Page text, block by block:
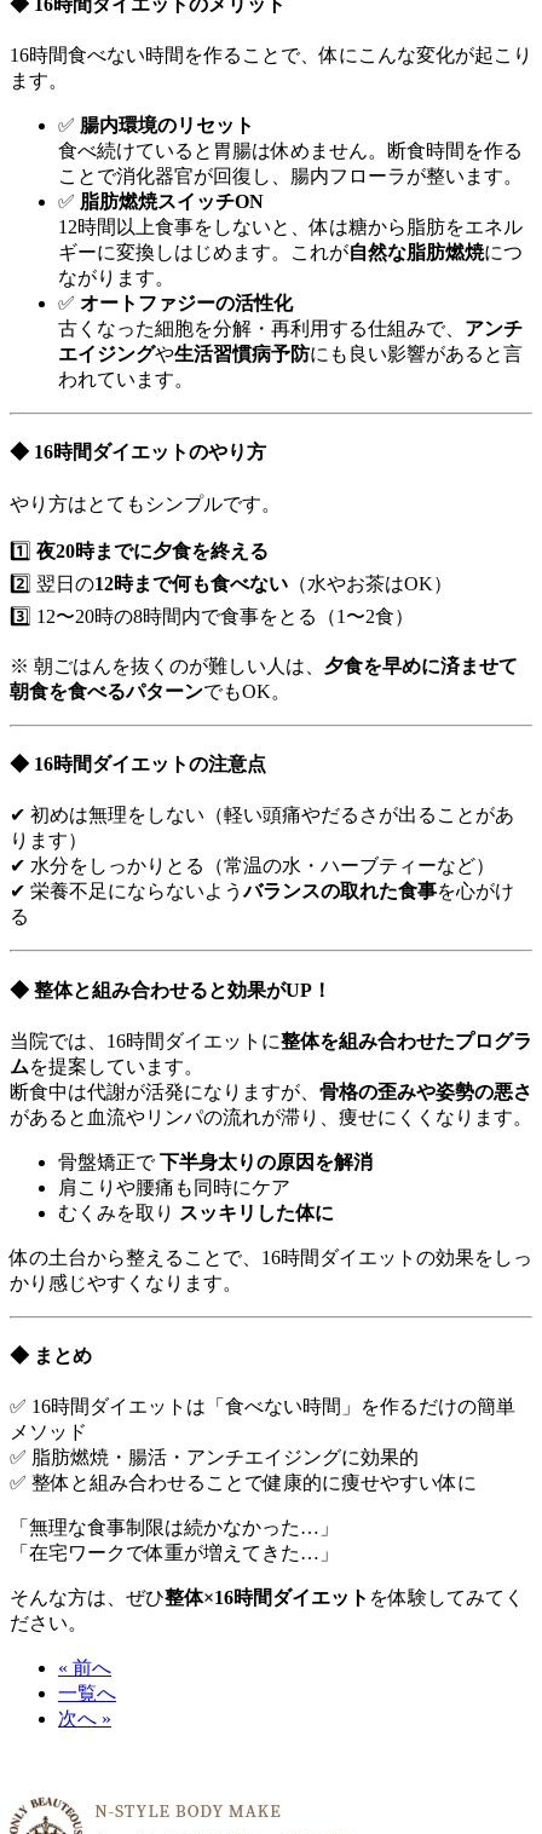
◆ 16時間ダイエットのメリット
16時間食べない時間を作ることで、体にこんな変化が起こり
ます。
✅ 腸内環境のリセット
食べ続けていると胃腸は休めません。断食時間を作る
ことで消化器官が回復し、腸内フローラが整います。
✅ 脂肪燃焼スイッチON
12時間以上食事をしないと、体は糖から脂肪をエネル
ギーに変換しはじめます。これが自然な脂肪燃焼につ
ながります。
✅ オートファジーの活性化
古くなった細胞を分解・再利用する仕組みで、 アンチ
エイジングや生活習慣病予防にも良い影響があると言
われています。
◆ 16時間ダイエットのやり方
やり方はとてもシンプルです。
1️⃣ 夜20時までに夕食を終える
2️⃣ 翌日の12時まで何も食べない （水やお茶はOK）
3️⃣ 12〜20時の8時間内で食事をとる（1〜2食）
※ 朝ごはんを抜くのが難しい人は、 夕食を早めに済ませて
朝食を食べるパターンでもOK。
◆ 16時間ダイエットの注意点
✔ 初めは無理をしない（軽い頭痛やだるさが出ることがあ
ります）
✔ 水分をしっかりとる（常温の水・ハーブティーなど）
✔ 栄養不足にならないようバランスの取れた食事を心がけ
る
◆ 整体と組み合わせると効果がUP！
当院では、16時間ダイエットに整体を組み合わせたプログラ
ムを提案しています。
断食中は代謝が活発になりますが、 骨格の歪みや姿勢の悪さ
があると血流やリンパの流れが滞り、痩せにくくなります。
骨盤矯正で下半身太りの原因を解消
肩こりや腰痛も同時にケア
むくみを取り スッキリした体に
体の土台から整えることで、16時間ダイエットの効果をしっ
かり感じやすくなります。
◆ まとめ
✅ 16時間ダイエットは「食べない時間」を作るだけの簡単
メソッド
✅ 脂肪燃焼・腸活・アンチエイジングに効果的
✅ 整体と組み合わせることで健康的に痩せやすい体に
「無理な食事制限は続かなかった…」
「在宅ワークで体重が増えてきた…」
そんな方は、ぜひ整体×16時間ダイエット を体験してみてく
ださい。
« 前へ
一覧へ
次へ »